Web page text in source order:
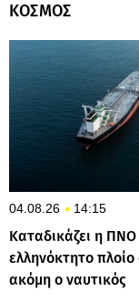
ΚΟΣΜΟΣ
04.08.26 14:15
Καταδικάζει η
ελληνόκτητο
ακόμη ο ναυτικός